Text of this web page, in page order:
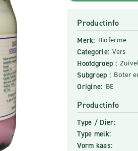
Productinfo
Merk: Bioferme
Categorie: Vers
Hoofdgroep :
Subgroep : Boter
Origine: BE
Productinfo
Type / Dier:
Type melk:
Vorm kaas: